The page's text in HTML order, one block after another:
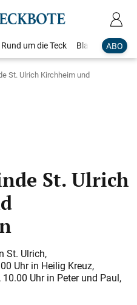
ABO
Rund um die Teck Blaulicht
St. Ulrich Kirchheim und
St. Ulrich
St. Ulrich,
Uhr in Heilig Kreuz,
Uhr in Peter und Paul,